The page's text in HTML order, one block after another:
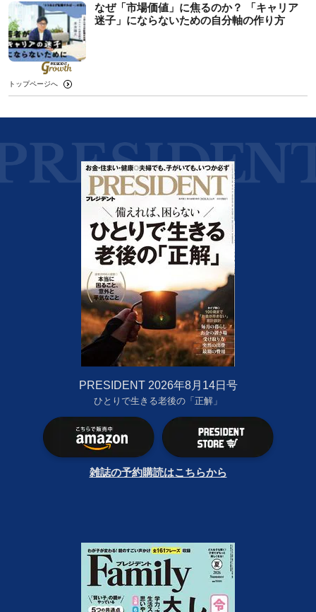
なぜ「市場価値」に焦るのか？ 「キャリア
迷子」にならないための自分軸の作り方
トップページへ
PRESIDENT 2026年8月14日号
ひとりで生きる老後の「正解」
雑誌の予約購読はこちらから